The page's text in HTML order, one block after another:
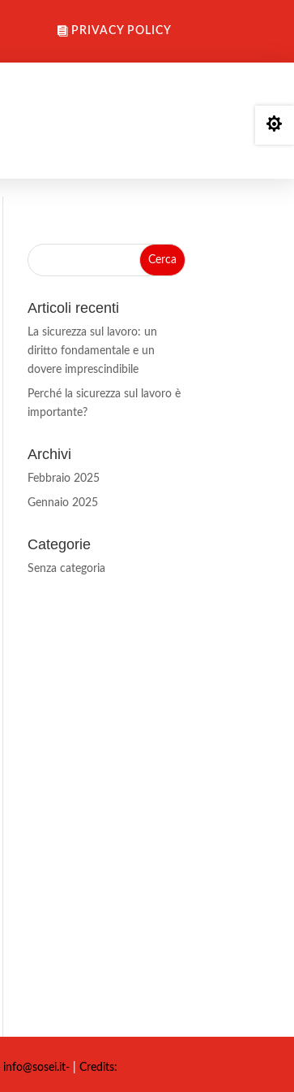
PRIVACY POLICY
Articoli recenti
La sicurezza sul lavoro: un
diritto fondamentale e un
dovere imprescindibile
Perché la sicurezza sul lavoro è
importante?
Archivi
Febbraio 2025
Gennaio 2025
Categorie
Senza categoria
info@sosei.it-
Credits:
